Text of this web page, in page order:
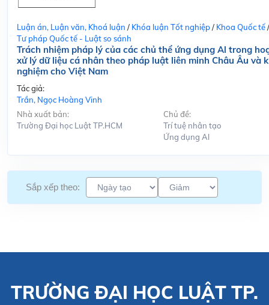
Luận án, Luận văn, Khoá luận / Khóa luận Tốt nghiệp/ Khoa Quốc tế/
Tư pháp Quốc tế - Luật so sánh
Trách nhiệm pháp lý của các chủ thể ứng dụng Al trong
xử lý dữ liệu cá nhân theo pháp luật liên minh Châu Âu và
nghiệm cho Việt Nam
Tác giả:
Trần, Ngọc Hoàng Vinh
Nhà xuất bản:
Trường Đại học Luật TP.HCM
Chủ đề:
Trí tuệ nhân tạo
Ứng dụng Al
Sắp xếp theo:
TRƯỜNG ĐẠI HỌC LUẬT TP.